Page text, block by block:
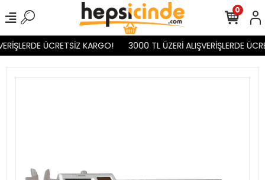
ÜCRETSİZ KARGO! 3000 TL ÜZERİ ALIŞVERİŞLERDE
0